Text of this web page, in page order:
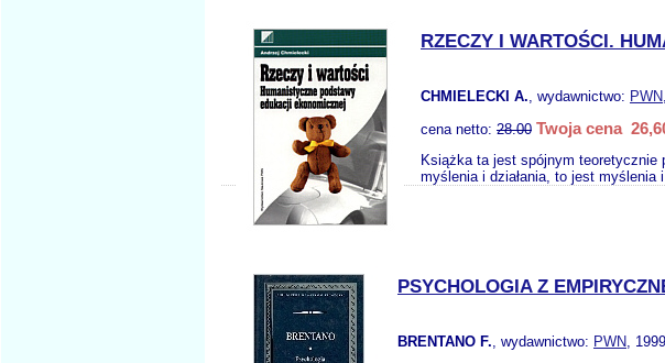
RZECZY I WARTOŚCI.
CHMIELECKI A., wydawnictwo: PWN
cena netto: 28.00 Twoja cena
Książka ta jest spójnym teoretycznie
myślenia i działania, to jest myślenia
PSYCHOLOGIA Z
BRENTANO F., wydawnictwo: PWN,